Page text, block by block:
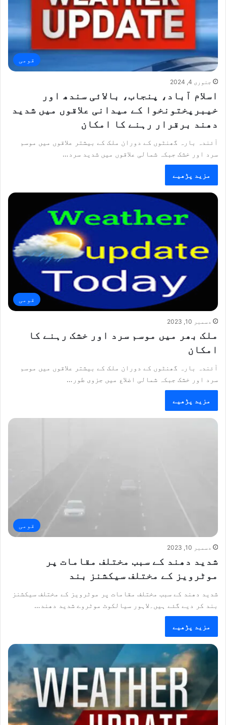
قومی
جنوری 4, 2024
اسلام آباد، پنجاب، بالائی سندھ اور
خیبرپختونخوا کے میدانی علاقوں میں شدید
دھند برقرار رہنے کا امکان
آئندہ بارہ گھنٹوں کے دوران ملک کے بیشتر علاقوں میں موسم
سرد اور خشک جبکہ شمالی علاقوں میں شدید سرد…
مزید پڑھیے
قومی
دسمبر 10, 2023
ملک بھر میں موسم سرد اور خشک رہنے کا
امکان
آئندہ بارہ گھنٹوں کے دوران ملک کے بیشتر علاقوں میں موسم
سرد اور خشک جبکہ شمالی اضلاع میں جزوی طور…
مزید پڑھیے
قومی
دسمبر 10, 2023
شدید دھند کے سبب مختلف مقامات پر
موٹرویز کے مختلف سیکشنز بند
شدید دھند کے سبب مختلف مقامات پر موٹرویز کے مختلف سیکشنز
بند کر دیے گئے ہیں۔لاہور سیالکوٹ موٹروے شدید دھند…
مزید پڑھیے